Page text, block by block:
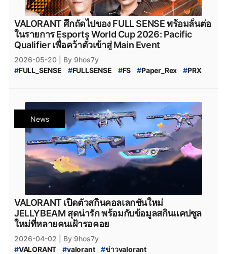
VALORANT ศึกถัดไปของ FULL SENSE พร้อมลั่นต่อ
ในรายการ Esports World Cup 2026: Pacific
Qualifier เพื่อคว้าตั๋วเข้าสู่ Main Event
2026-05-20
| By 9hos7y
#FULL_SENSE #FULLSENSE #FS #Paper_Rex #PRX
VALORANT_Masters_London_2026
VCT_Masters_London_2026 #VCT_Masters_2026
Crws #Primmie #Primme_FS
News
VALORANT เปิดตัวสกินคอลเลกชันใหม่
JELLYBEAM สุดน่ารัก พร้อมกับข้อมูลสกินแคปซูล
ใหม่ที่หลายคนเฝ้ารอคอย
2026-04-02
| By 9hos7y
#VALORANT #valorant #ข่าวvalorant